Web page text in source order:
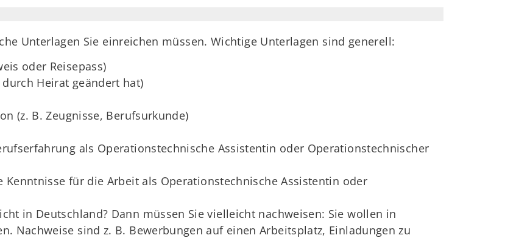
Unterlagen Sie einreichen müssen. Wichtige Unterlagen sind generell:
oder Reisepass)
Heirat geändert hat)
(z. B. Zeugnisse, Berufsurkunde)
als Operationstechnische Assistentin oder Operationstechnischer
Kenntnisse für die Arbeit als Operationstechnische Assistentin oder
in Deutschland? Dann müssen Sie vielleicht nachweisen: Sie wollen in
Nachweise sind z. B. Bewerbungen auf einen Arbeitsplatz, Einladungen zu